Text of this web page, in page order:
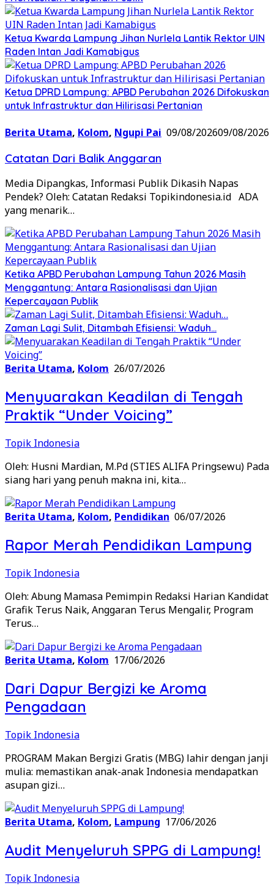
Ketua Kwarda Lampung Jihan Nurlela Lantik Rektor UIN
Raden Intan Jadi Kamabigus
Ketua DPRD Lampung: APBD Perubahan 2026 Difokuskan
untuk Infrastruktur dan Hilirisasi Pertanian
Berita Utama, Kolom, Ngupi Pai 09/08/202609/08/2026
Catatan Dari Balik Anggaran
Media Dipangkas, Informasi Publik Dikasih Napas
Pendek? Oleh: Catatan Redaksi Topikindonesia.id ADA
yang menarik…
Ketika APBD Perubahan Lampung Tahun 2026 Masih
Menggantung: Antara Rasionalisasi dan Ujian
Kepercayaan Publik
Zaman Lagi Sulit, Ditambah Efisiensi: Waduh…
Berita Utama, Kolom 26/07/2026
Menyuarakan Keadilan di Tengah
Praktik “Under Voicing”
Topik Indonesia
Oleh: Husni Mardian, M.Pd (STIES ALIFA Pringsewu) Pada
siang hari yang penuh makna ini, kita…
Berita Utama, Kolom, Pendidikan 06/07/2026
Rapor Merah Pendidikan Lampung
Topik Indonesia
Oleh: Abung Mamasa Pemimpin Redaksi Harian Kandidat
Grafik Terus Naik, Anggaran Terus Mengalir, Program
Terus…
Berita Utama, Kolom 17/06/2026
Dari Dapur Bergizi ke Aroma
Pengadaan
Topik Indonesia
PROGRAM Makan Bergizi Gratis (MBG) lahir dengan janji
mulia: memastikan anak-anak Indonesia mendapatkan
asupan gizi…
Berita Utama, Kolom, Lampung 17/06/2026
Audit Menyeluruh SPPG di Lampung!
Topik Indonesia